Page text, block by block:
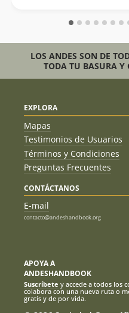
LOS ANDES SON DE
TODA TU BASURA Y
EXPLORA
Mapas
Testimonios de Usuarios
Términos y Condiciones
Preguntas Frecuentes
CONTÁCTANOS
E-mail
contacto@andeshandbook.org
APOYA A
ANDESHANDBOOK
Suscríbete y accede a todos los
colabora con una nueva ruta o
gratis y de por vida.